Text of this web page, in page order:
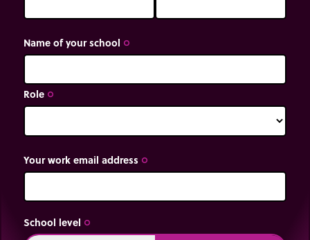
Name of your school trip_origin
Role trip_origin
Your work email address trip_origin
School level trip_origin